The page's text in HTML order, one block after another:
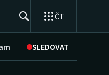
ČT
SLEDOVAT